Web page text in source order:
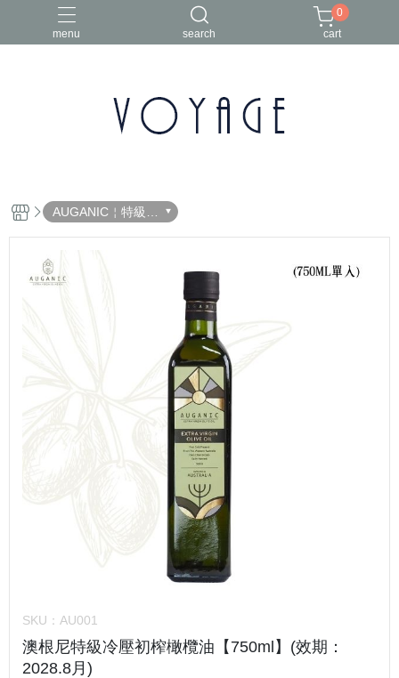
menu search
椒麻醬 橄欖油禮盒組 澳根尼
0
cart
AUGANIC￤特級初
榨橄欖油
SKU： AU001
澳根尼特級冷壓初榨橄欖油【750ml】(效期：
2028.8月)